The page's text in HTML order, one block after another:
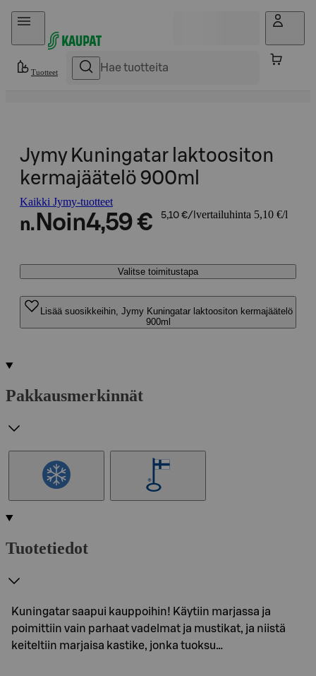
Hyppää sisältöön
Tuotteet
Jymy Kuningatar laktoositon
kermajäätelö 900ml
Kaikki Jymy-tuotteet
n. Noin4,59 € 5,10 €/l vertailuhinta 5,10 €/l
Valitse toimitustapa
Lisää suosikkeihin, Jymy Kuningatar laktoositon kermajäätelö
900ml
Pakkausmerkinnät
Tuotetiedot
Kuningatar saapui kauppoihin! Käytiin marjassa ja
poimittiin vain parhaat vadelmat ja mustikat, ja niistä
keiteltiin marjaisa kastike, jonka tuoksu…